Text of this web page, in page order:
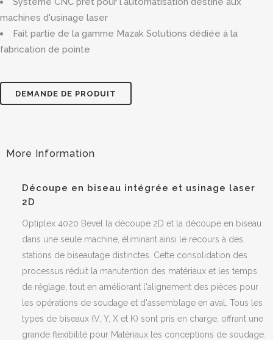
machines d'usinage laser
Fait partie de la gamme Mazak Solutions dédiée à la
fabrication de pointe
DEMANDE DE PRODUIT
Découpe en biseau intégrée et usinage laser
2D
Optiplex 4020 Bevel la découpe 2D et la découpe en biseau
dans une seule machine, éliminant ainsi le recours à des
stations de biseautage distinctes. Cette consolidation des
processus réduit la manutention des matériaux et les temps
de réglage, tout en améliorant l'alignement des pièces pour
les opérations de soudage et d'assemblage en aval. Tous les
types de biseaux (V, Y, X et K) sont pris en charge, offrant une
grande flexibilité pour Matériaux les conceptions de soudage.